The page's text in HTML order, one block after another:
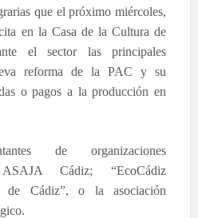
que el próximo miércoles,
en la Casa de la Cultura de
el sector las principales
reforma de la PAC y su
o pagos a la producción en
de organizaciones
Cádiz; “EcoCádiz
de Cádiz”, o la asociación